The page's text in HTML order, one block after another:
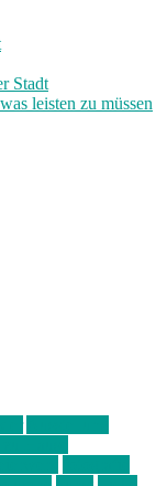
Stadt
leisten zu müssen